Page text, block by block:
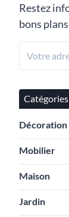
Restez
bons
Catégories
Décoration
Mobilier
Maison
Jardin